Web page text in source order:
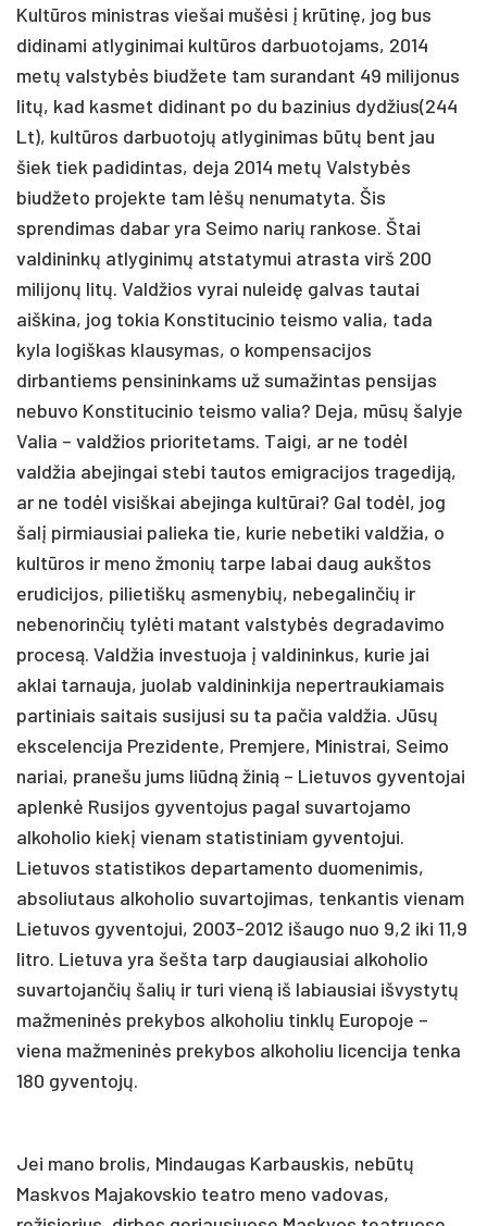
Kultūros ministras viešai mušėsi į krūtinę, jog bus
didinami atlyginimai kultūros darbuotojams, 2014
metų valstybės biudžete tam surandant 49 milijonus
litų, kad kasmet didinant po du bazinius dydžius(244
Lt), kultūros darbuotojų atlyginimas būtų bent jau
šiek tiek padidintas, deja 2014 metų Valstybės
biudžeto projekte tam lėšų nenumatyta. Šis
sprendimas dabar yra Seimo narių rankose. Štai
valdininkų atlyginimų atstatymui atrasta virš 200
milijonų litų. Valdžios vyrai nuleidę galvas tautai
aiškina, jog tokia Konstitucinio teismo valia, tada
kyla logiškas klausymas, o kompensacijos
dirbantiems pensininkams už sumažintas pensijas
nebuvo Konstitucinio teismo valia? Deja, mūsų šalyje
Valia – valdžios prioritetams. Taigi, ar ne todėl
valdžia abejingai stebi tautos emigracijos tragediją,
ar ne todėl visiškai abejinga kultūrai? Gal todėl, jog
šalį pirmiausiai palieka tie, kurie nebetiki valdžia, o
kultūros ir meno žmonių tarpe labai daug aukštos
erudicijos, pilietiškų asmenybių, nebegalinčių ir
nebenorinčių tylėti matant valstybės degradavimo
procesą. Valdžia investuoja į valdininkus, kurie jai
aklai tarnauja, juolab valdininkija nepertraukiamais
partiniais saitais susijusi su ta pačia valdžia. Jūsų
ekscelencija Prezidente, Premjere, Ministrai, Seimo
nariai, pranešu jums liūdną žinią – Lietuvos gyventojai
aplenkė Rusijos gyventojus pagal suvartojamo
alkoholio kiekį vienam statistiniam gyventojui.
Lietuvos statistikos departamento duomenimis,
absoliutaus alkoholio suvartojimas, tenkantis vienam
Lietuvos gyventojui, 2003-2012 išaugo nuo 9,2 iki 11,9
litro. Lietuva yra šešta tarp daugiausiai alkoholio
suvartojančių šalių ir turi vieną iš labiausiai išvystytų
mažmeninės prekybos alkoholiu tinklų Europoje –
viena mažmeninės prekybos alkoholiu licencija tenka
180 gyventojų.
Jei mano brolis, Mindaugas Karbauskis, nebūtų
Maskvos Majakovskio teatro meno vadovas,